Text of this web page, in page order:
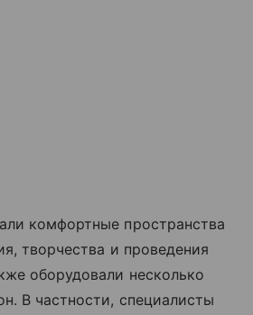
комфортные пространства
творчества и проведения
оборудовали несколько
В частности, специалисты